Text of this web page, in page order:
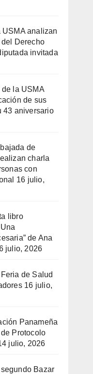
USMA analizan
del Derecho
invitada
la USMA
de sus
43 aniversario
de
charla
con
16 julio,
libro
de Ana
julio, 2026
de Salud
16 julio,
Panameña
Protocolo
julio, 2026
Bazar